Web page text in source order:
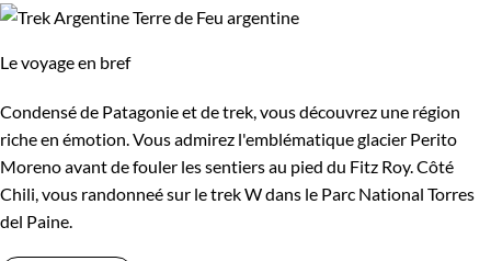
Le voyage en bref
Condensé de Patagonie et de trek, vous découvrez une région
riche en émotion. Vous admirez l'emblématique glacier Perito
Moreno avant de fouler les sentiers au pied du Fitz Roy. Côté
Chili, vous randonneé sur le trek W dans le Parc National Torres
del Paine.